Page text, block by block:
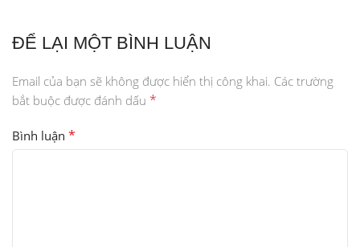
ĐỂ LẠI MỘT BÌNH LUẬN
Email của bạn sẽ không được hiển thị công khai. Các trường
bắt buộc được đánh dấu *
Bình luận *